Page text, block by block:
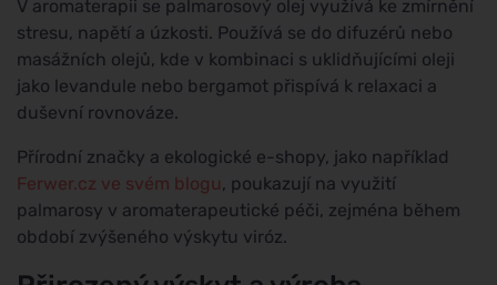
V aromaterapii se palmarosový olej využívá ke zmírnění
stresu, napětí a úzkosti. Používá se do difuzérů nebo
masážních olejů, kde v kombinaci s uklidňujícími oleji
jako levandule nebo bergamot přispívá k relaxaci a
duševní rovnováze.
Přírodní značky a ekologické e-shopy, jako například
Ferwer.cz ve svém blogu, poukazují na využití
palmarosy v aromaterapeutické péči, zejména během
období zvýšeného výskytu viróz.